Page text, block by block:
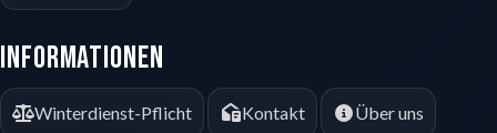
Informationen
Winterdienst-Pflicht Kontakt Über uns